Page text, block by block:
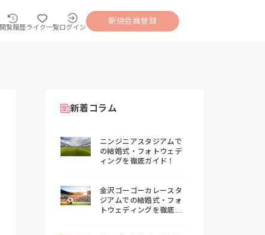
閲覧履歴ライク一覧ログイン
新規会員登録
新着コラム
ニンジニアスタジアムで
の結婚式・フォトウェデ
ィングを徹底ガイド！
金沢ゴーゴーカレースタ
ジアムでの結婚式・フォ
トウェディングを徹底ガ